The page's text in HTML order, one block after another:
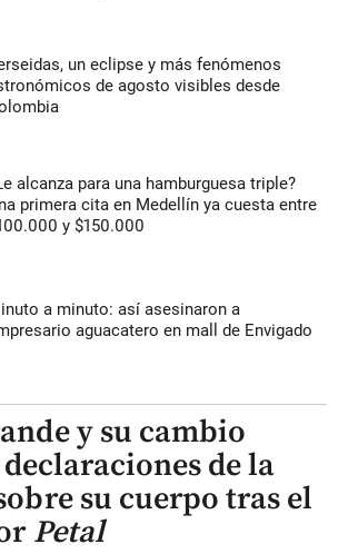
un eclipse y más fenómenos
de agosto visibles desde
alcanza para una hamburguesa triple?
primera cita en Medellín ya cuesta entre
y $150.000
a minuto: así asesinaron a
aguacatero en mall de Envigado
y su cambio
de la
su cuerpo tras el
Petal